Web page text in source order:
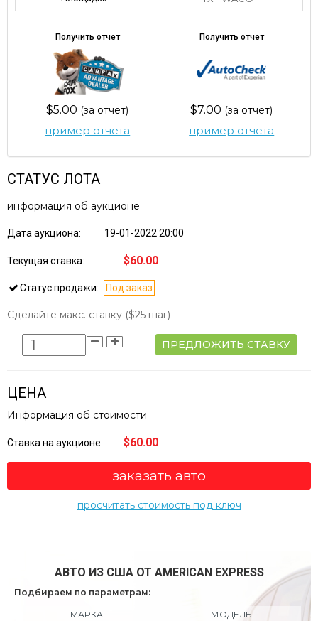
Получить отчет
$5.00 (за отчет)
пример отчета
Получить отчет
$7.00 (за отчет)
пример отчета
СТАТУС ЛОТА
информация об аукционе
Дата аукциона: 19-01-2022 20:00
Текущая ставка: $60.00
Статус продажи: Под заказ
Сделайте макс. ставку ($25 шаг)
ПРЕДЛОЖИТЬ СТАВКУ
ЦЕНА
Информация об стоимости
Ставка на аукционе: $60.00
заказать авто
просчитать стоимость под ключ
АВТО ИЗ США ОТ AMERICAN EXPRESS
Подбираем по параметрам:
МАРКА МОДЕЛЬ